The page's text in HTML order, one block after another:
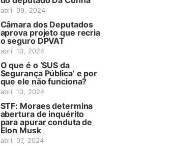
abril 09, 2024
Câmara dos Deputados
aprova projeto que recria
o seguro DPVAT
abril 10, 2024
O que é o ‘SUS da
Segurança Pública’ e por
que ele não funciona?
abril 10, 2024
STF: Moraes determina
abertura de inquérito
para apurar conduta de
Elon Musk
abril 07, 2024